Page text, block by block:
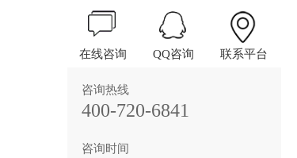
在线咨询 QQ咨询 联系平台
咨询热线
400-720-6841
咨询时间